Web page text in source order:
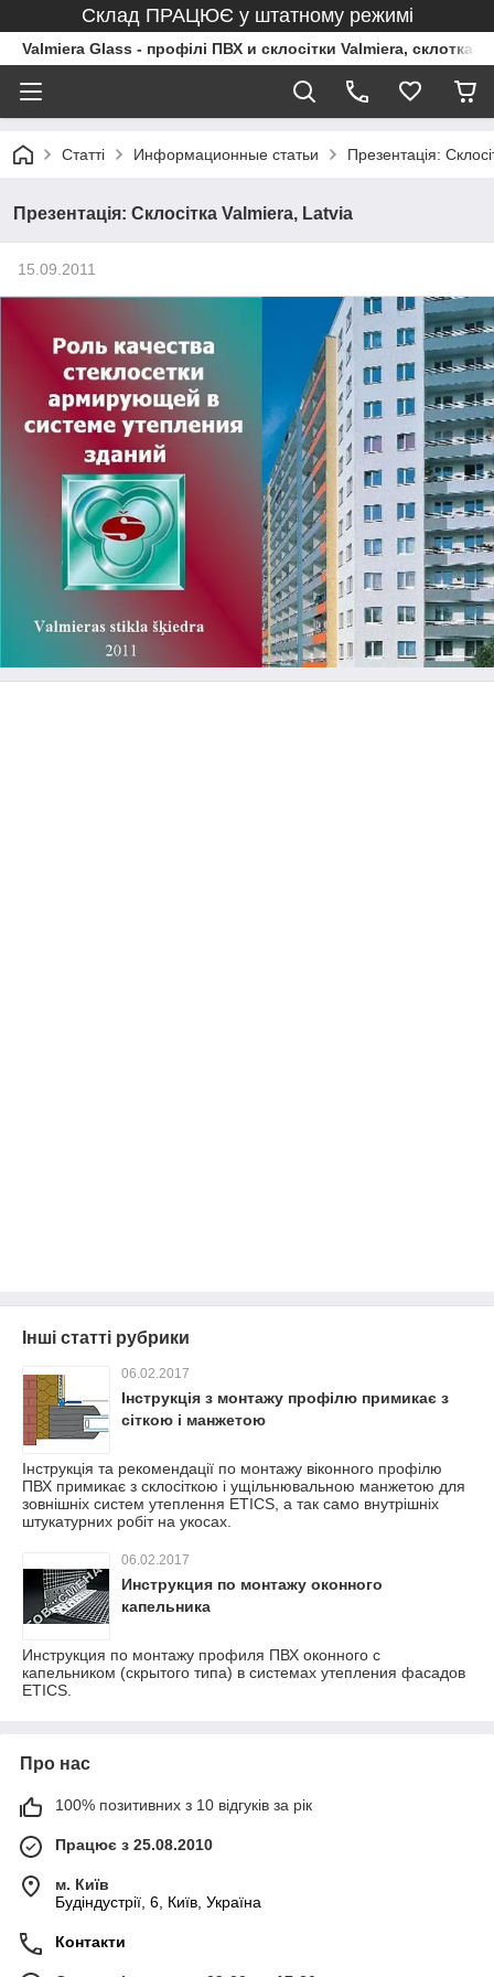
Склад ПРАЦЮЄ у штатному режимі
Valmiera Glass - профілі ПВХ и склосітки Valmiera,
Статті Информационные статьи Презентація:
Презентація: Склосітка Valmiera, Latvia
15.09.2011
Інші статті рубрики
06.02.2017
Інструкція з монтажу профілю примикає з
сіткою і манжетою
Інструкція та рекомендації по монтажу віконного профілю
ПВХ примикає з склосіткою і ущільнювальною манжетою для
зовнішніх систем утеплення ETICS, а так само внутрішніх
штукатурних робіт на укосах.
06.02.2017
Инструкция по монтажу оконного
капельника
Инструкция по монтажу профиля ПВХ оконного с
капельником (скрытого типа) в системах утепления фасадов
ETICS.
Про нас
100% позитивних з 10 відгуків за рік
Працює з 25.08.2010
м. Київ
Будіндустрії, 6, Київ, Україна
Контакти